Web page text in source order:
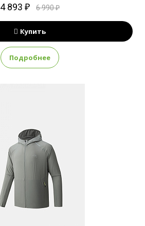
4 893 ₽ 6 990 ₽
Купить
Подробнее